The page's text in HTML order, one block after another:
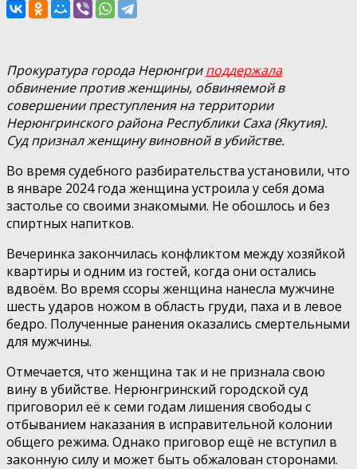
Прокуратура города Нерюнгриподдержала
обвинение против женщины, обвиняемой в
совершении преступления на территории
Нерюнгринского района Республики Саха (Якутия).
Суд признал женщину виновной в убийстве.
Во время судебного разбирательства установили, что
в январе 2024 года женщина устроила у себя дома
застолье со своими знакомыми. Не обошлось и без
спиртных напитков.
Вечеринка закончилась конфликтом между хозяйкой
квартиры и одним из гостей, когда они остались
вдвоём. Во время ссоры женщина нанесла мужчине
шесть ударов ножом в область груди, паха и в левое
бедро. Полученные ранения оказались смертельными
для мужчины.
Отмечается, что женщина так и не признала свою
вину в убийстве. Нерюнгринский городской суд
приговорил её к семи годам лишения свободы с
отбыванием наказания в исправительной колонии
общего режима. Однако приговор ещё не вступил в
законную силу и может быть обжалован сторонами.